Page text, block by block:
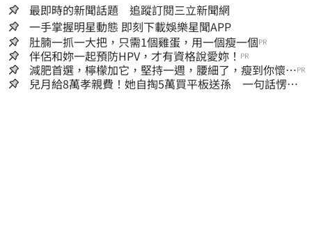
最即時的新聞話題 追蹤訂閱三立新聞網
一手掌握明星動態 即刻下載娛樂星聞APP
肚腩一抓一大把，只需1個雞蛋，用一個瘦一個PR
伴侶和妳一起預防HPV，才有資格說愛妳！ PR
減肥首選，檸檬加它，堅持一週，腰細了，瘦到你懷疑
人生
PR
兒月給8萬孝親費！她自掏5萬買平板送孫 一句話愣原